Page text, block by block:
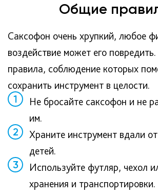
Общие
Саксофон очень хрупкий, любое
воздействие может его
правила, соблюдение которых
сохранить инструмент в целости.
1
Не бросайте саксофон и не
им.
2
Храните инструмент вдали
детей.
3
Используйте футляр, чехол
хранения и транспортировки.